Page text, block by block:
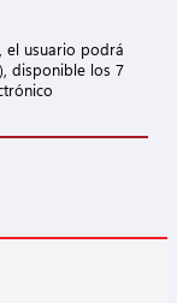
el usuario podrá
disponible los 7